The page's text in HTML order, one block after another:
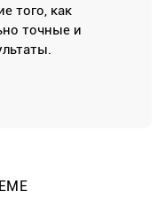
того, как
точные и